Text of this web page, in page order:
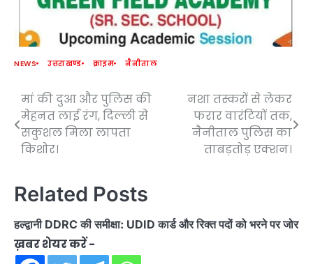
NEWS उत्तराखण्ड क्राइम नैनीताल
Post
navigation
मां की दुआ और पुलिस की
मेहनत लाई रंग, दिल्ली से
सकुशल मिला लापता
किशोर।
नशा तस्करों से लेकर
फरार वारंटियों तक,
नैनीताल पुलिस का
ताबड़तोड़ एक्शन।
Related Posts
हल्द्वानी DDRC की समीक्षा: UDID कार्ड और रिक्त पदों को भरने पर जोर
ख़बर शेयर करें -